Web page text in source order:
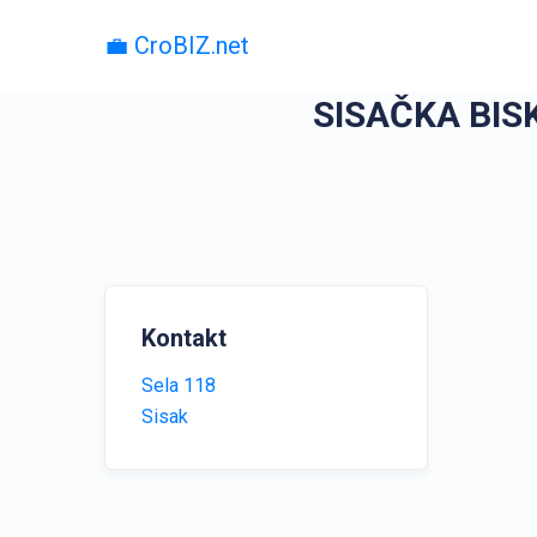
💼 CroBIZ.net
SISAČKA
Kontakt
Sela 118
Sisak